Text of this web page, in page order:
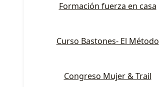
Formación fuerza en casa
Curso Bastones- El Método
Congreso Mujer & Trail